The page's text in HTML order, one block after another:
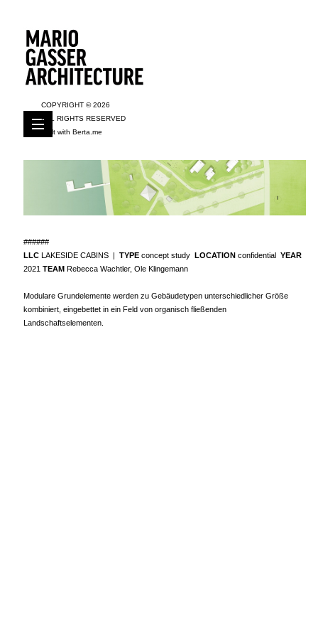
COPYRIGHT © 2026
ALL RIGHTS RESERVED
Built with Berta.me
######
LLC LAKESIDE CABINS | TYPE concept study LOCATION confidential YEAR
2021 TEAM Rebecca Wachtler, Ole Klingemann
Modulare Grundelemente werden zu Gebäudetypen unterschiedlicher Größe
kombiniert, eingebettet in ein Feld von organisch fließenden
Landschaftselementen.